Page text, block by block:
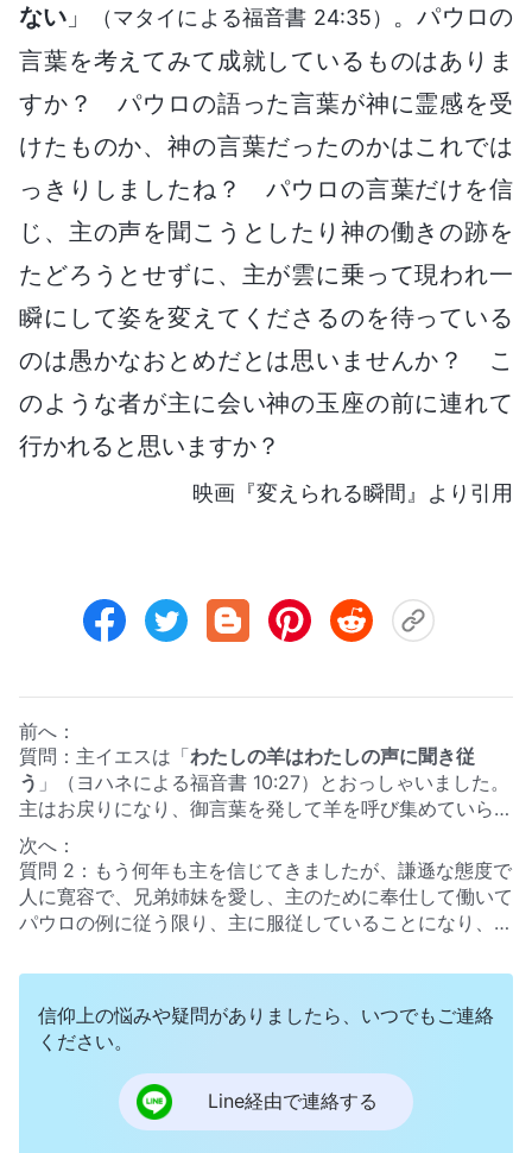
ない 」 （マタイによる福音書 24:35） 。パウロの
言葉を考えてみて成就しているものはありま
すか？ パウロの語った言葉が神に霊感を受
けたものか、神の言葉だったのかはこれでは
っきりしましたね？ パウロの言葉だけを信
じ、主の声を聞こうとしたり神の働きの跡を
たどろうとせずに、主が雲に乗って現われ一
瞬にして姿を変えてくださるのを待っている
のは愚かなおとめだとは思いませんか？ こ
のような者が主に会い神の玉座の前に連れて
行かれると思いますか？
映画『変えられる瞬間』より引用
前へ：
質問：主イエスは「わたしの羊はわたしの声に聞き従
う 」 （ヨハネによる福音書 10:27） とおっしゃいました。
主はお戻りになり、御言葉を発して羊を呼び集めていらっ
しゃいます。私たちが主の到来をお迎えする上で大事なの
は、主の御声を聞こうと探求することです。しかし一番の
問題は、主の御声をどうやって聴くのか知らないことで
す。神様の御声と人の声との区別もできないので、間違い
なく主の御声だとわかるにはどうしたら良いのですか。
次へ：
質問 2：もう何年も主を信じてきましたが、謙遜な態度で
人に寛容で、兄弟姉妹を愛し、主のために奉仕して働いて
パウロの例に従う限り、主に服従していることになり、主
います。パウロが言ったように、「わたしは戦いをりっぱ
に戦いぬき、走るべき行程を走りつくし、信仰を守りとお
した。今や、義の冠がわたしを待っているばかりであ
る……」（テモテヘの第二の手紙 4:7-8）
がたは、主を信じるには、終わりの日における全能神の裁
きを受けなければならず、清められてはじめて神様の賞賛
を得て、天国へと入ることができると証されました。お聞
信仰上の悩みや疑問がありましたら、いつでもご連絡
ください。
Line経由で連絡する